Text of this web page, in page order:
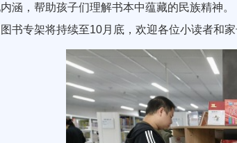
涵，帮助孩子们理解书本中蕴藏的民族精神。
专架将持续至10月底，欢迎各位小读者和家